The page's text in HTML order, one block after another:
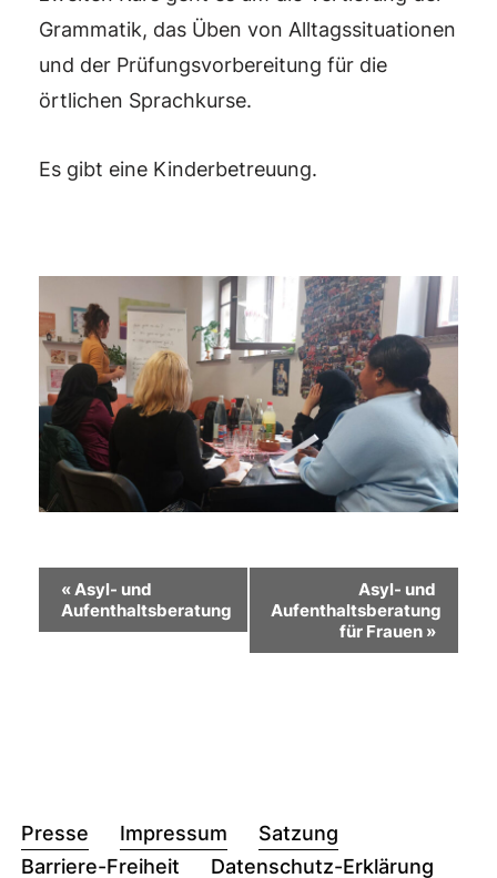
Grammatik, das Üben von Alltagssituationen
und der Prüfungsvorbereitung für die
örtlichen Sprachkurse.
Es gibt eine Kinderbetreuung.
Veranstaltung-
Navigation
« Asyl- und
Aufenthaltsberatung
Asyl- und
Aufenthaltsberatung
für Frauen »
Presse Impressum
Satzung
Barriere-Freiheit
Datenschutz-Erklärung